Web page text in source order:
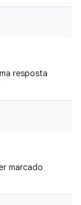
resposta
marcado